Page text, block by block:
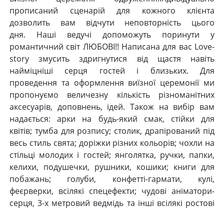
прописаний сценарій для кожного клієнта
дозволить вам відчути неповторність цього
дня. Наші ведучі допоможуть поринути у
романтичний світ ЛЮБОВІ!! Написана для вас Love-
story змусить здригнутися від щастя навіть
найміцніші серця гостей і близьких. Для
проведення та оформлення виїзної церемонії ми
пропонуємо величезну кількість різноманітних
аксесуарів, доповнень, ідей. Також на вибір вам
надається: арки на будь-який смак, стійки для
квітів; тумба для розпису; столик, драпірований під
весь стиль свята; доріжки різних кольорів; чохли на
стільці молодих і гостей; янголятка, ручки, папки,
келихи, подушечки, рушники, кошики; книги для
побажань; голуби, конфетті-гармати, кулі,
феєрверки, всілякі спецефекти; чудові аніматори-
серця, 3-х метровий ведмідь та інші всілякі ростові